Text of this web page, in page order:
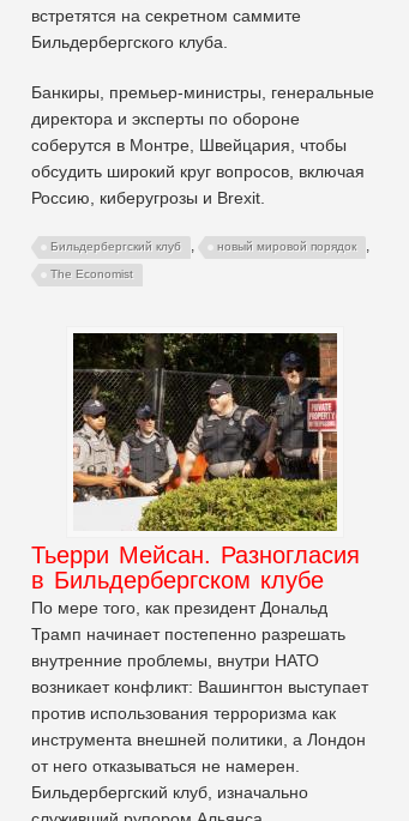
встретятся на секретном саммите
Бильдербергского клуба.
Банкиры, премьер-министры, генеральные
директора и эксперты по обороне
соберутся в Монтре, Швейцария, чтобы
обсудить широкий круг вопросов, включая
Россию, киберугрозы и Brexit.
Бильдербергский клуб , новый мировой порядок ,
The Economist
Тьерри Мейсан. Разногласия
в Бильдербергском клубе
По мере того, как президент Дональд
Трамп начинает постепенно разрешать
внутренние проблемы, внутри НАТО
возникает конфликт: Вашингтон выступает
против использования терроризма как
инструмента внешней политики, а Лондон
от него отказываться не намерен.
Бильдербергский клуб, изначально